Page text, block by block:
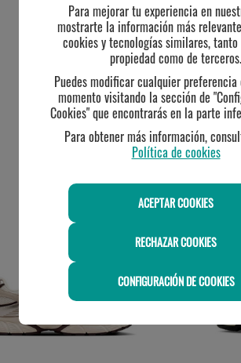
Para mejorar tu experiencia en
mostrarte la información más
cookies y tecnologías similares, tanto
propiedad como de terceros.
Puedes modificar cualquier
momento visitando la sección de
Cookies" que encontrarás en la parte
Para obtener más información,
Política de cookies
ACEPTAR COOKIES
RECHAZAR COOKIES
CONFIGURACIÓN DE COOKIES